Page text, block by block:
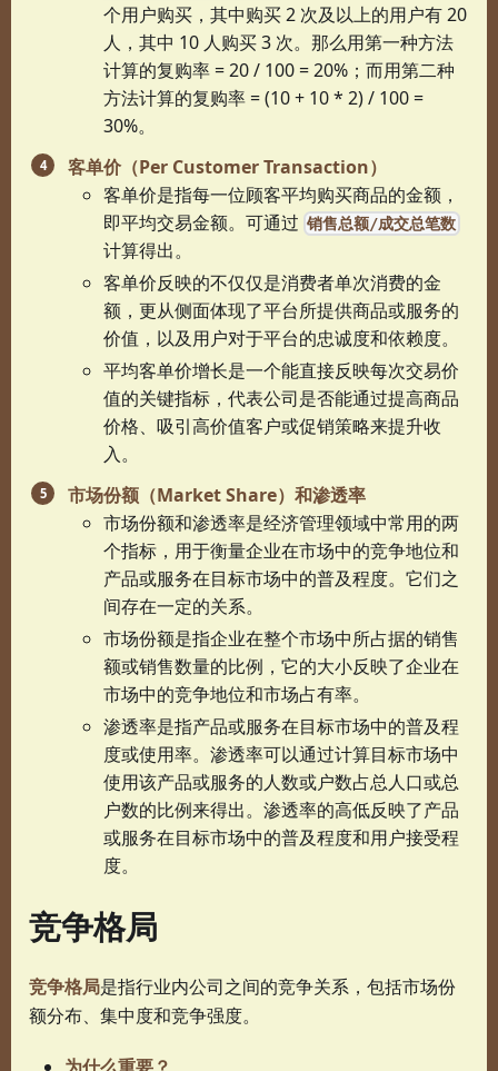
个用户购买，其中购买 2 次及以上的用户有 20
人，其中 10 人购买 3 次。那么用第一种方法
计算的复购率 = 20 / 100 = 20%；而用第二种
方法计算的复购率 = (10 + 10 * 2) / 100 =
30%。
客单价（Per Customer Transaction）
客单价是指每一位顾客平均购买商品的金额，
即平均交易金额。可通过销售总额/成交总笔数
计算得出。
客单价反映的不仅仅是消费者单次消费的金
额，更从侧面体现了平台所提供商品或服务的
价值，以及用户对于平台的忠诚度和依赖度。
平均客单价增长是一个能直接反映每次交易价
值的关键指标，代表公司是否能通过提高商品
价格、吸引高价值客户或促销策略来提升收
入。
市场份额（Market Share）和渗透率
市场份额和渗透率是经济管理领域中常用的两
个指标，用于衡量企业在市场中的竞争地位和
产品或服务在目标市场中的普及程度。它们之
间存在一定的关系。
市场份额是指企业在整个市场中所占据的销售
额或销售数量的比例，它的大小反映了企业在
市场中的竞争地位和市场占有率。
渗透率是指产品或服务在目标市场中的普及程
度或使用率。渗透率可以通过计算目标市场中
使用该产品或服务的人数或户数占总人口或总
户数的比例来得出。渗透率的高低反映了产品
或服务在目标市场中的普及程度和用户接受程
度。
竞争格局
竞争格局是指行业内公司之间的竞争关系，包括市场份
额分布、集中度和竞争强度。